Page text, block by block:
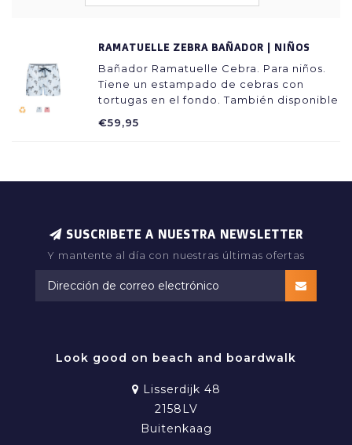
RAMATUELLE ZEBRA BAÑADOR | NIÑOS
Bañador Ramatuelle Cebra. Para niños.
Tiene un estampado de cebras con
tortugas en el fondo. También disponible
€59,95
SUSCRIBETE A NUESTRA NEWSLETTER
Y mantente al día con nuestras últimas ofertas
Look good on beach and boardwalk
Lisserdijk 48
2158LV
Buitenkaag